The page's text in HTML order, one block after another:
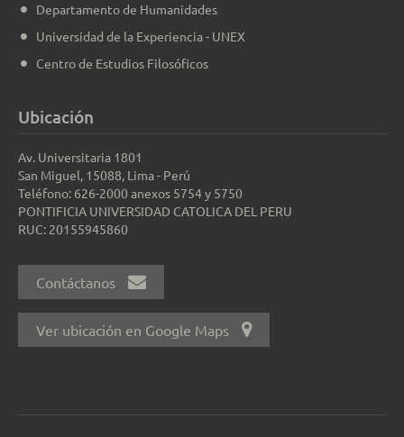
Departamento de Humanidades
Universidad de la Experiencia - UNEX
Centro de Estudios Filosóficos
Ubicación
Av. Universitaria 1801
San Miguel, 15088, Lima - Perú
Teléfono: 626-2000 anexos 5754 y 5750
PONTIFICIA UNIVERSIDAD CATOLICA DEL PERU
RUC: 20155945860
Contáctanos
Ver ubicación en Google Maps